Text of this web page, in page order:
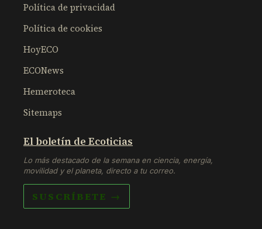
Política de privacidad
Política de cookies
HoyECO
ECONews
Hemeroteca
Sitemaps
El boletín de Ecoticias
Lo más destacado de la semana en ciencia, energía,
movilidad y el planeta, directo a tu correo.
SUSCRÍBETE →